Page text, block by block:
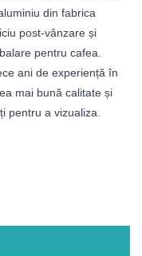
din fabrica
post-vânzare și
pentru cafea.
ani de experiență în
mai bună calitate și
pentru a vizualiza.